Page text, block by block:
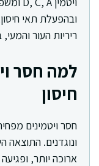
ובהפעלת תאי
ריריות העור
למה חסר
חיסון
חסר ויטמינים
ונוגדנים. התוצאה
ארוכה יותר,